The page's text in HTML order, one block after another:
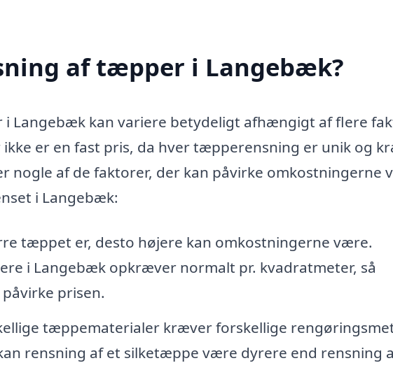
af tæpper i Langebæk?
Langebæk kan variere betydeligt afhængigt af flere
er en fast pris, da hver tæpperensning er unik og
nogle af de faktorer, der kan påvirke omkostningerne
i Langebæk:
tæppet er, desto højere kan omkostningerne være.
i Langebæk opkræver normalt pr. kvadratmeter, så
prisen.
tæppematerialer kræver forskellige
rensning af et silketæppe være dyrere end rensning